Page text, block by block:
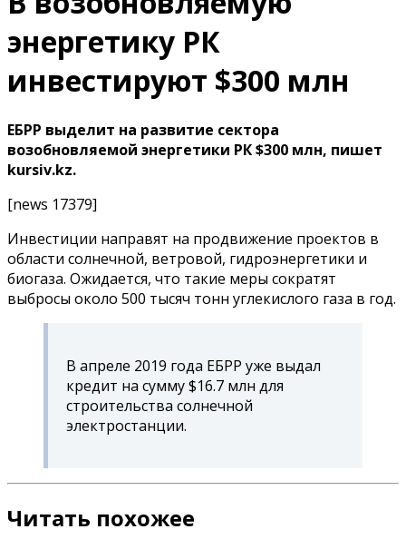
энергетику РК
инвестируют $300 млн
ЕБРР выделит на развитие сектора
возобновляемой энергетики РК $300 млн, пишет
kursiv.kz.
[news 17379]
Инвестиции направят на продвижение проектов в
области солнечной, ветровой, гидроэнергетики и
биогаза. Ожидается, что такие меры сократят
выбросы около 500 тысяч тонн углекислого газа в год.
В апреле 2019 года ЕБРР уже выдал
кредит на сумму $16.7 млн для
строительства солнечной
электростанции.
Читать похожее